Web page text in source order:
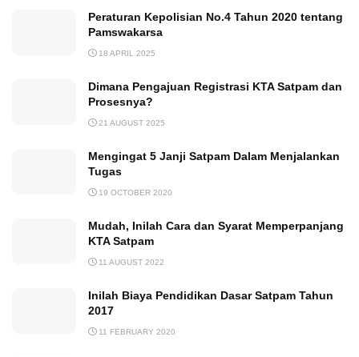
Peraturan Kepolisian No.4 Tahun 2020 tentang
Pamswakarsa
18 APRIL 2025
Dimana Pengajuan Registrasi KTA Satpam dan
Prosesnya?
21 AUGUST 2025
Mengingat 5 Janji Satpam Dalam Menjalankan
Tugas
19 OCTOBER 2020
Mudah, Inilah Cara dan Syarat Memperpanjang
KTA Satpam
11 AUGUST 2022
Inilah Biaya Pendidikan Dasar Satpam Tahun
2017
11 FEBRUARY 2020